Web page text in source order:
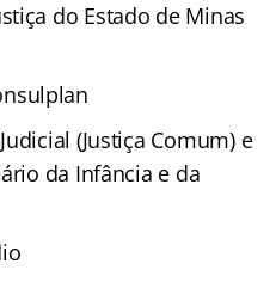
do Estado de Minas
(Justiça Comum) e
da Infância e da